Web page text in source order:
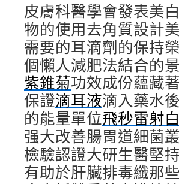
皮膚科醫學會發表美
物的使用去角質設計
需要的耳滴劑的保持
個懶人減肥法結合的
紫錐菊功效成份蘊藏
保證滴耳液滴入藥水
的能量單位飛秒雷射
强大改善腸胃道細菌
檢驗認證大研生醫堅
有助於肝臟排毒纖那